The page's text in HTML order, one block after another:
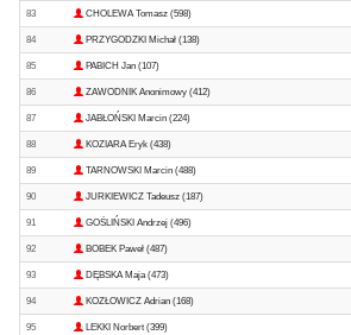
83 CHOLEWA Tomasz (598)
84 PRZYGODZKI Michał (138)
85 PABICH Jan (107)
86 ZAWODNIK Anonimowy (412)
87 JABŁOŃSKI Marcin (224)
88 KOZIARA Eryk (438)
89 TARNOWSKI Marcin (488)
90 JURKIEWICZ Tadeusz (187)
91 GOŚLIŃSKI Andrzej (496)
92 BOBEK Paweł (487)
93 DĘBSKA Maja (473)
94 KOZŁOWICZ Adrian (168)
95 LEKKI Norbert (399)